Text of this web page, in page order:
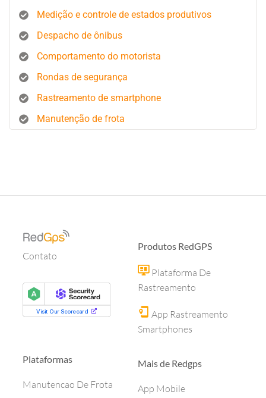
Medição e controle de estados produtivos
Despacho de ônibus
Comportamento do motorista
Rondas de segurança
Rastreamento de smartphone
Manutenção de frota
Contato
Plataformas
Manutencao De Frota
Produtos RedGPS
Plataforma De
Rastreamento
App Rastreamento
Smartphones
Mais de Redgps
App Mobile